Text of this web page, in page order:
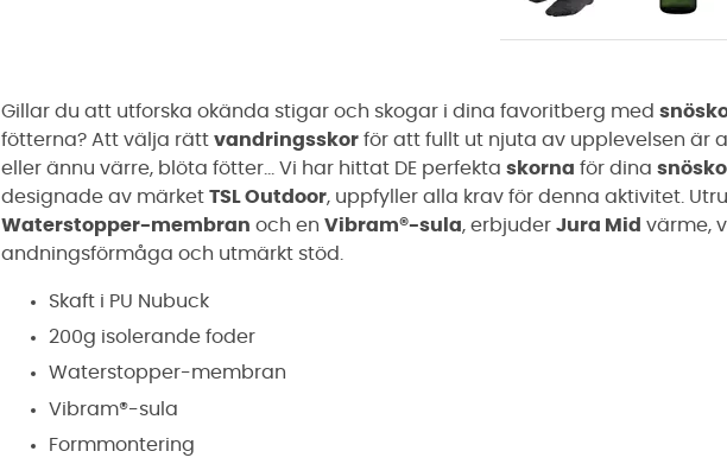
Gillar du att utforska okända stigar och skogar i dina favoritberg med
fötterna? Att välja rätt vandringsskor för att fullt ut njuta av upplevelsen är
eller ännu värre, blöta fötter... Vi har hittat DE perfekta skorna för dina
designade av märket TSL Outdoor, uppfyller alla krav för denna aktivitet.
Waterstopper-membran och en Vibram®-sula, erbjuder Jura Mid värme,
andningsförmåga och utmärkt stöd.
Skaft i PU Nubuck
200g isolerande foder
Waterstopper-membran
Vibram®-sula
Formmontering